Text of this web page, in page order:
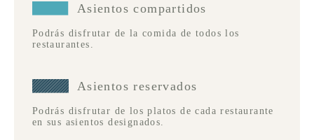
Asientos compartidos
Podrás disfrutar de la comida de todos los
restaurantes.
Asientos reservados
Podrás disfrutar de los platos de cada restaurante
en sus asientos designados.